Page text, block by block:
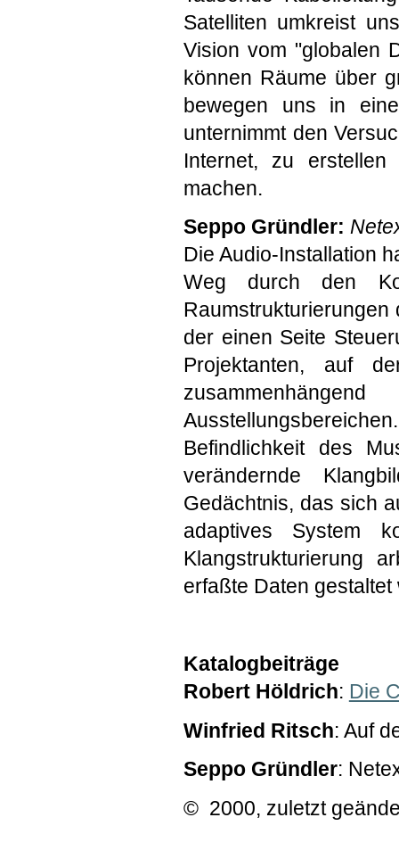
Satelliten umkreist
Vision vom "globalen
können Räume über
bewegen uns in
unternimmt den
Internet, zu
machen.
Seppo Gründler:
Die Audio-Installation
Weg durch den
der einen Seite
Projektanten, auf
Befindlichkeit des
verändernde
Gedächtnis, das sich
adaptives System
Klangstrukturierung
erfaßte Daten gestaltet
Katalogbeiträge
Robert Höldrich: Die
Winfried Ritsch: Auf
Seppo Gründler:
© 2000, zuletzt